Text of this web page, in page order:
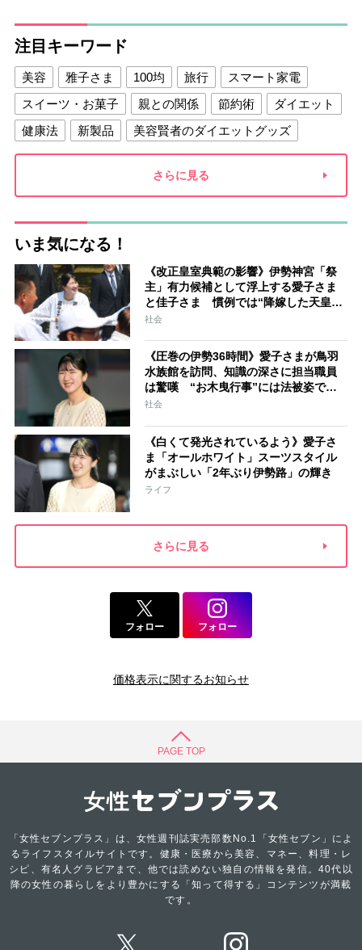
注目キーワード
美容 雅子さま 100均 旅行
スマート家電
スイーツ・お菓子
親との関係 節約術
ダイエット
健康法
新製品
美容賢者のダイエットグッズ
夫との関係
新津春子 どか食い
さらに見る
いま気になる！
《改正皇室典範の影響》伊勢神宮「祭
主」有力候補として浮上する愛子さま
と佳子さま 慣例では“降嫁した天皇家
の女性”が就任「結婚と祭祀の狭間で思
社会
《圧巻の伊勢36時間》愛子さまが鳥羽
水族館を訪問、知識の深さに担当職員
は驚嘆 “お木曳行事”には法被姿で参
加「市民に交じって一生懸命引いてお
社会
《白くて発光されているよう》愛子さ
ま「オールホワイト」スーツスタイル
がまぶしい「2年ぶり伊勢路」の輝き
ライフ
さらに見る
フォロー フォロー
価格表示に関するお知らせ
PAGE TOP
「女性セブンプラス」は、女性週刊誌実売部数No.1「女性セブン」によ
るライフスタイルサイトです。健康・医療から美容、マネー、料理・レ
シピ、有名人グラビアまで、他では読めない独自の情報を発信。40代以
降の女性の暮らしをより豊かにする「知って得する」コンテンツが満載
です。